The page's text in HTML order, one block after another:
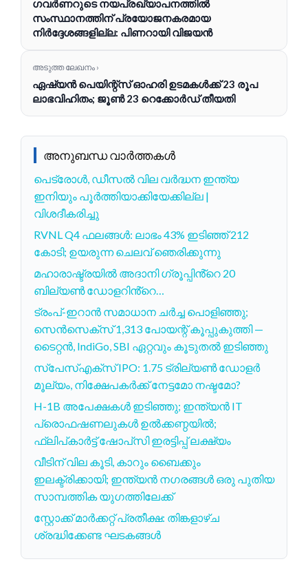
ഗവർണറുടെ നയപ്രഖ്യാപനത്തിൽ
സംസ്ഥാനത്തിന് പ്രയോജനകരമായ
നിർദ്ദേശങ്ങളില്ല: പിണറായി വിജയൻ
അടുത്ത ലേഖനം ›
ഏഷ്യൻ പെയിന്റ്‌സ് ഓഹരി ഉടമകൾക്ക് 23 രൂപ
ലാഭവിഹിതം; ജൂൺ 23 റെക്കോർഡ് തീയതി
അനുബന്ധ വാർത്തകൾ
പെട്രോൾ, ഡീസൽ വില വർദ്ധന ഇന്ത്യ
ഇനിയും പൂർത്തിയാക്കിയേക്കില്ല |
വിശദീകരിച്ചു
RVNL Q4 ഫലങ്ങള്‍: ലാഭം 43% ഇടിഞ്ഞ് 212
കോടി; ഉയരുന്ന ചെലവ് ഞെരിക്കുന്നു
മഹാരാഷ്ട്രയിൽ അദാനി ഗ്രൂപ്പിൻ്റെ 20
ബില്യൺ ഡോളറിൻ്റെ…
ട്രംപ്-ഇറാൻ സമാധാന ചർച്ച പൊളിഞ്ഞു;
സെൻസെക്സ് 1,313 പോയന്റ് കൂപ്പുകുത്തി —
ടൈറ്റൻ, IndiGo, SBI ഏറ്റവും കൂടുതൽ ഇടിഞ്ഞു
സ്പേസ്എക്സ് IPO: 1.75 ട്രില്യൺ ഡോളർ
മൂല്യം, നിക്ഷേപകർക്ക് നേട്ടമോ നഷ്ടമോ?
H-1B അപേക്ഷകൾ ഇടിഞ്ഞു; ഇന്ത്യൻ IT
പ്രൊഫഷണലുകൾ ഉൽക്കണ്ഠയിൽ;
ഫ്ലിപ്കാർട്ട് ഷോപ്‌സി ഇരട്ടിപ്പ് ലക്ഷ്യം
വീടിന് വില കൂടി, കാറും ബൈക്കും
ഇലക്ട്രിക്കായി; ഇന്ത്യൻ നഗരങ്ങൾ ഒരു പുതിയ
സാമ്പത്തിക യുഗത്തിലേക്ക്
സ്റ്റോക്ക് മാർക്കറ്റ് പ്രതീക്ഷ: തിങ്കളാഴ്ച
ശ്രദ്ധിക്കേണ്ട ഘടകങ്ങൾ